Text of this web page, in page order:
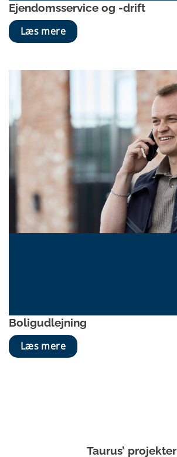
Ejendoms­service og -drift
Læs mere
Boligud­lejning
Læs mere
Taurus’ projekter